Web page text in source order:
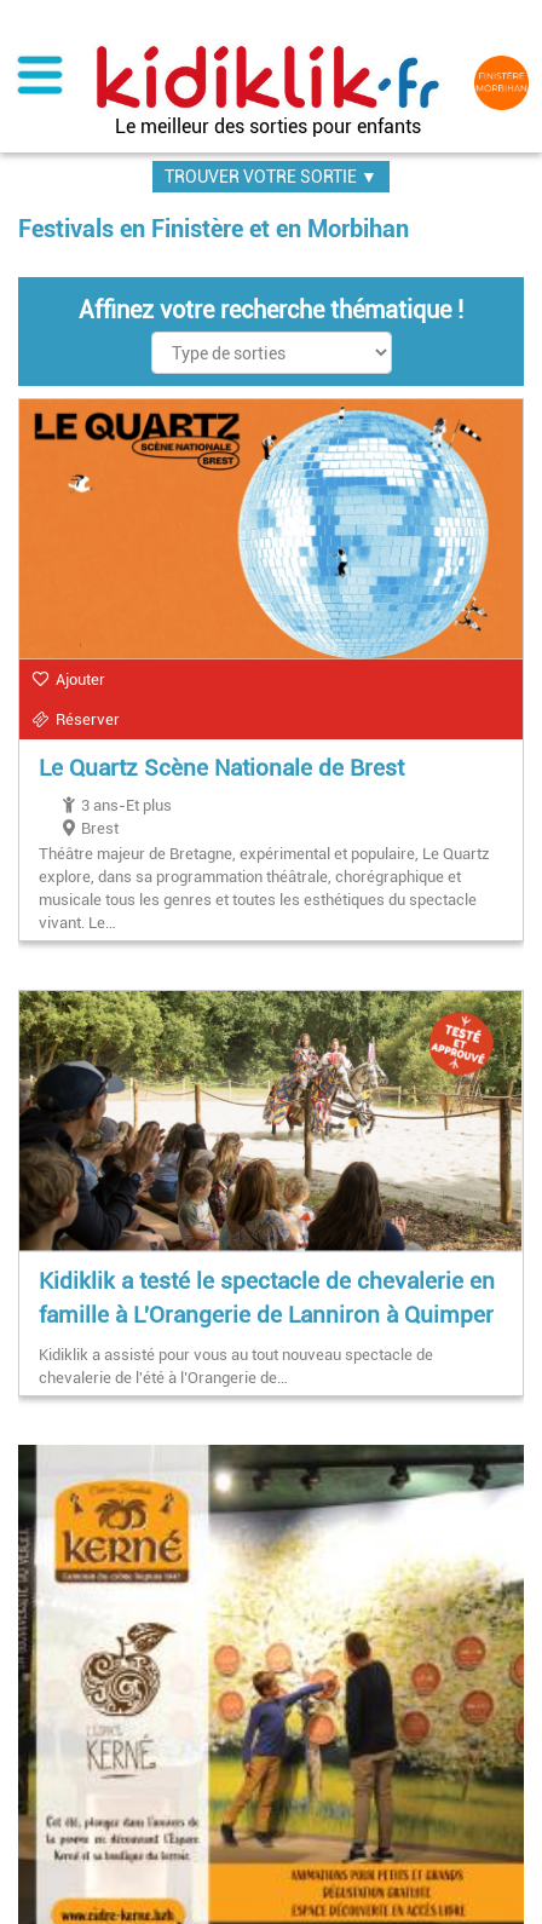
contenu
principal
Le meilleur des sorties pour enfants
TROUVER VOTRE SORTIE ▼
Festivals en Finistère et en Morbihan
Affinez votre recherche thématique !
Ajouter
Réserver
Le Quartz Scène Nationale de Brest
3 ans-Et plus
Brest
Théâtre majeur de Bretagne, expérimental et populaire, Le Quartz
explore, dans sa programmation théâtrale, chorégraphique et
musicale tous les genres et toutes les esthétiques du spectacle
vivant. Le…
Kidiklik a testé le spectacle de chevalerie en
famille à L'Orangerie de Lanniron à Quimper
Kidiklik a assisté pour vous au tout nouveau spectacle de
chevalerie de l'été à l’Orangerie de…